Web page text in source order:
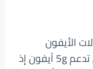
الأيفون
يبحثون طوال الوقت عن الجوالات التي تدعم 5g آيفون إذ